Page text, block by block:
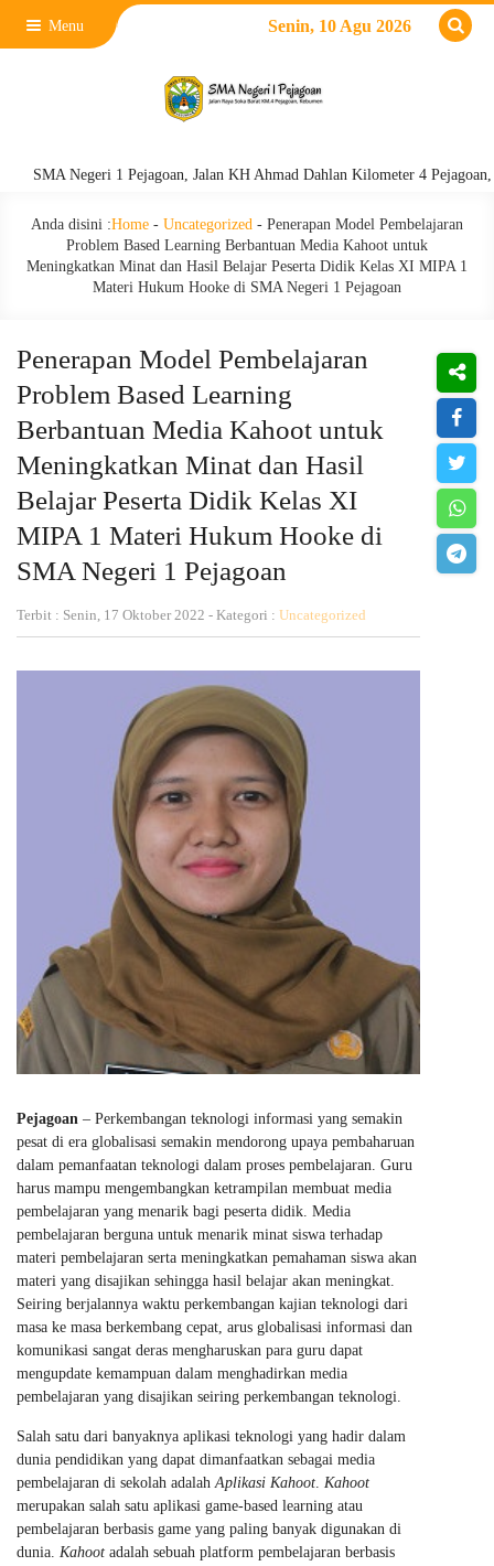
Menu Senin, 10 Agu 2026
Negeri 1 Pejagoan, Jalan KH Ahmad Dahlan Kilometer 4 Pejagoan,
Anda disini :Home - Uncategorized - Penerapan Model Pembelajaran
Problem Based Learning Berbantuan Media Kahoot untuk
Meningkatkan Minat dan Hasil Belajar Peserta Didik Kelas XI MIPA 1
Materi Hukum Hooke di SMA Negeri 1 Pejagoan
Penerapan Model Pembelajaran
Problem Based Learning
Berbantuan Media Kahoot untuk
Meningkatkan Minat dan Hasil
Belajar Peserta Didik Kelas XI
MIPA 1 Materi Hukum Hooke di
SMA Negeri 1 Pejagoan
Terbit : Senin, 17 Oktober 2022 - Kategori : Uncategorized
Pejagoan – Perkembangan teknologi informasi yang semakin
pesat di era globalisasi semakin mendorong upaya pembaharuan
dalam pemanfaatan teknologi dalam proses pembelajaran. Guru
harus mampu mengembangkan ketrampilan membuat media
pembelajaran yang menarik bagi peserta didik. Media
pembelajaran berguna untuk menarik minat siswa terhadap
materi pembelajaran serta meningkatkan pemahaman siswa akan
materi yang disajikan sehingga hasil belajar akan meningkat.
Seiring berjalannya waktu perkembangan kajian teknologi dari
masa ke masa berkembang cepat, arus globalisasi informasi dan
komunikasi sangat deras mengharuskan para guru dapat
mengupdate kemampuan dalam menghadirkan media
pembelajaran yang disajikan seiring perkembangan teknologi.
Salah satu dari banyaknya aplikasi teknologi yang hadir dalam
dunia pendidikan yang dapat dimanfaatkan sebagai media
pembelajaran di sekolah adalahAplikasi Kahoot. Kahoot
merupakan salah satu aplikasi game-based learning atau
pembelajaran berbasis game yang paling banyak digunakan di
dunia. Kahoot adalah sebuah platform pembelajaran berbasis